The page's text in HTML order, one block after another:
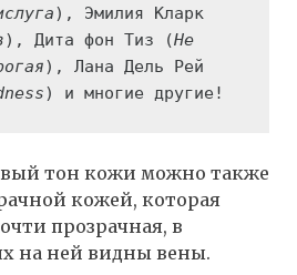
), Эмилия Кларк
), Дита фон Тиз (Не
), Лана Дель Рей
) и многие другие!
тон кожи можно также
кожей, которая
прозрачная, в
на ней видны вены.